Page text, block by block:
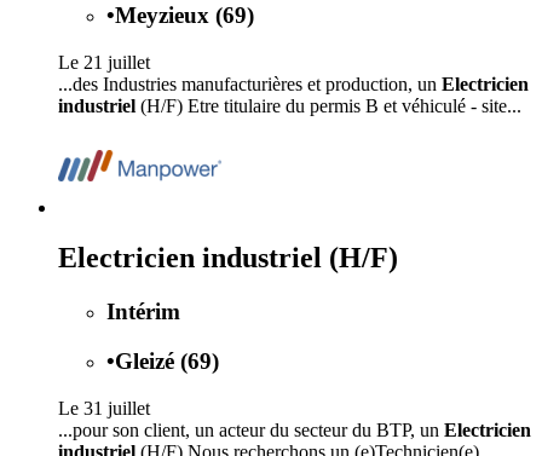
•Meyzieux (69)
Le 21 juillet
...des Industries manufacturières et production, un Electricien
industriel (H/F) Etre titulaire du permis B et véhiculé - site...
Electricien industriel (H/F)
Intérim
•Gleizé (69)
Le 31 juillet
...pour son client, un acteur du secteur du BTP, un Electricien
industriel (H/F) Nous recherchons un (e)Technicien(e)...